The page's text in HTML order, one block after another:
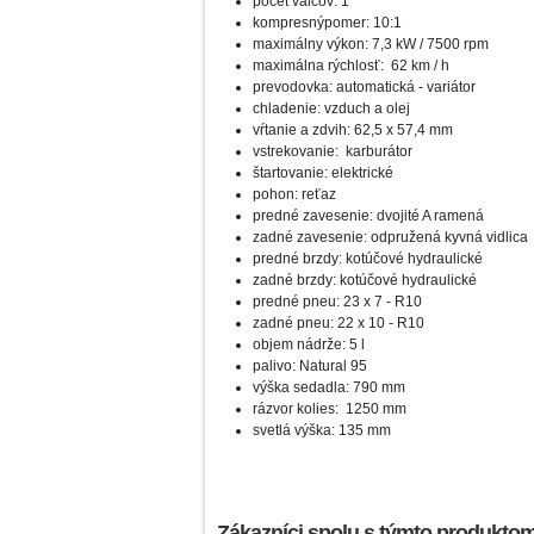
kompresnýpomer: 10:1
maximálny výkon: 7,3 kW / 7500 rpm
maximálna rýchlosť: 62 km / h
prevodovka: automatická - variátor
chladenie: vzduch a olej
vŕtanie a zdvih: 62,5 x 57,4 mm
vstrekovanie: karburátor
štartovanie: elektrické
pohon: reťaz
predné zavesenie: dvojité A ramená
zadné zavesenie: odpružená kyvná vidlica
predné brzdy: kotúčové hydraulické
zadné brzdy: kotúčové hydraulické
predné pneu: 23 x 7 - R10
zadné pneu: 22 x 10 - R10
objem nádrže: 5 l
palivo: Natural 95
výška sedadla: 790 mm
rázvor kolies: 1250 mm
svetlá výška: 135 mm